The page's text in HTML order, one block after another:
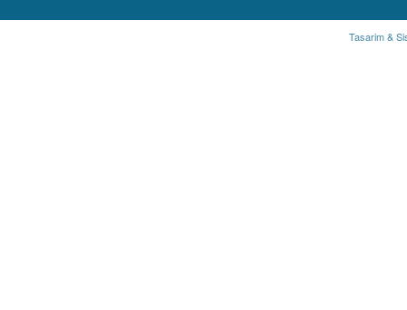
Tasarim &